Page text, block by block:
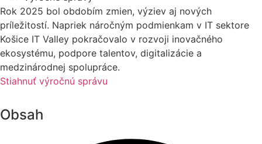
Rok 2025 bol obdobím zmien, výziev aj nových
príležitostí. Napriek náročným podmienkam v IT sektore
Košice IT Valley pokračovalo v rozvoji inovačného
ekosystému, podpore talentov, digitalizácie a
medzinárodnej spolupráce.
Stiahnuť výročnú správu
Obsah